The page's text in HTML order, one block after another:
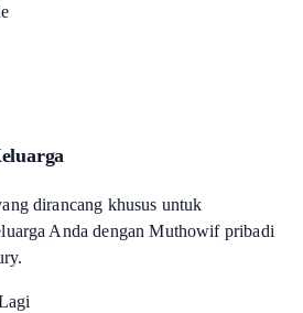
dirancang khusus untuk
Anda dengan Muthowif pribadi